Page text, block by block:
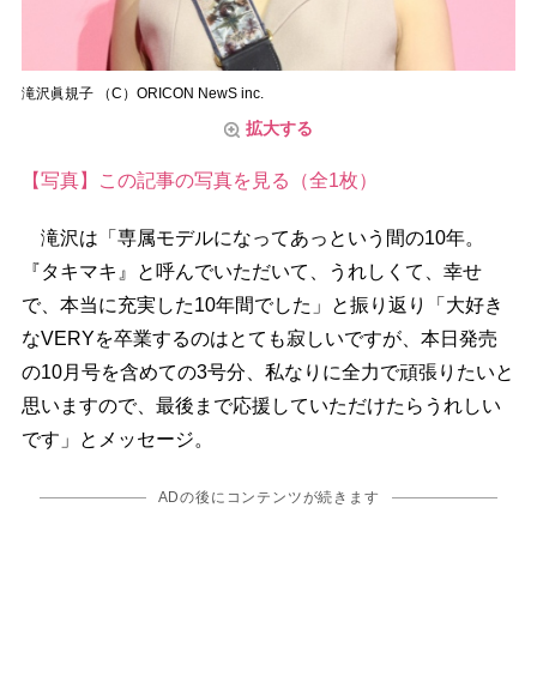
滝沢眞規子 （C）ORICON NewS inc.
拡大する
【写真】この記事の写真を見る（全1枚）
滝沢は「専属モデルになってあっという間の10年。
『タキマキ』と呼んでいただいて、うれしくて、幸せ
で、本当に充実した10年間でした」と振り返り「大好き
なVERYを卒業するのはとても寂しいですが、本日発売
の10月号を含めての3号分、私なりに全力で頑張りたいと
思いますので、最後まで応援していただけたらうれしい
です」とメッセージ。
ADの後にコンテンツが続きます